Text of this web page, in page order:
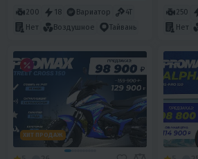
200 18 Вариатор
4T
Нет
Воздушное Тайвань
250
Нет
ХИТ ПРОДАЖ